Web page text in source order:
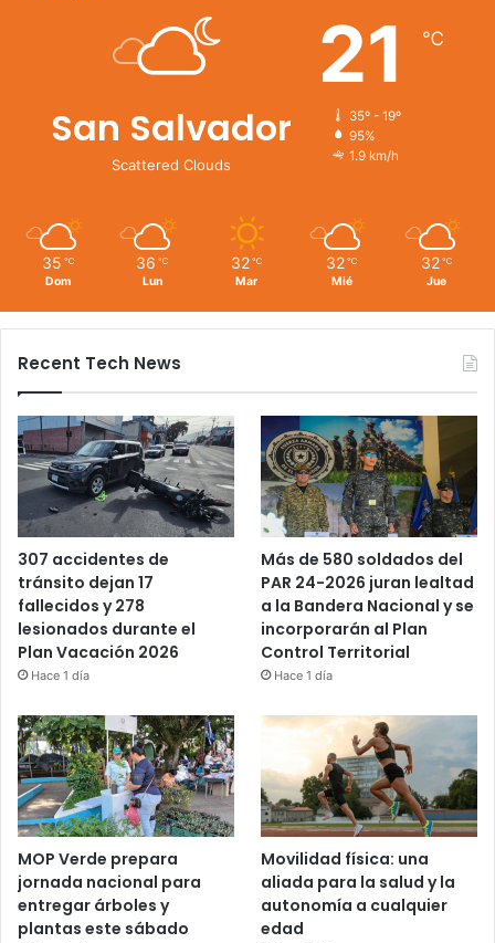
San Salvador
Scattered Clouds
21 ℃
35º - 19º
95%
1.9 km/h
35 ℃
Dom
36 ℃
Lun
32 ℃
Mar
32 ℃
Mié
32 ℃
Jue
Recent Tech News
307 accidentes de
tránsito dejan 17
fallecidos y 278
lesionados durante el
Plan Vacación 2026
Hace 1 día
Más de 580 soldados del
PAR 24-2026 juran lealtad
a la Bandera Nacional y se
incorporarán al Plan
Control Territorial
Hace 1 día
MOP Verde prepara
jornada nacional para
entregar árboles y
plantas este sábado
Movilidad física: una
aliada para la salud y la
autonomía a cualquier
edad